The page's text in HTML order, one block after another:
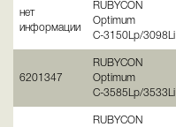
нет
информации
RUBYCON
Optimum
С-3150Lp/3098Li
6201347
RUBYCON
Optimum
С-3585Lp/3533Li
RUBYCON